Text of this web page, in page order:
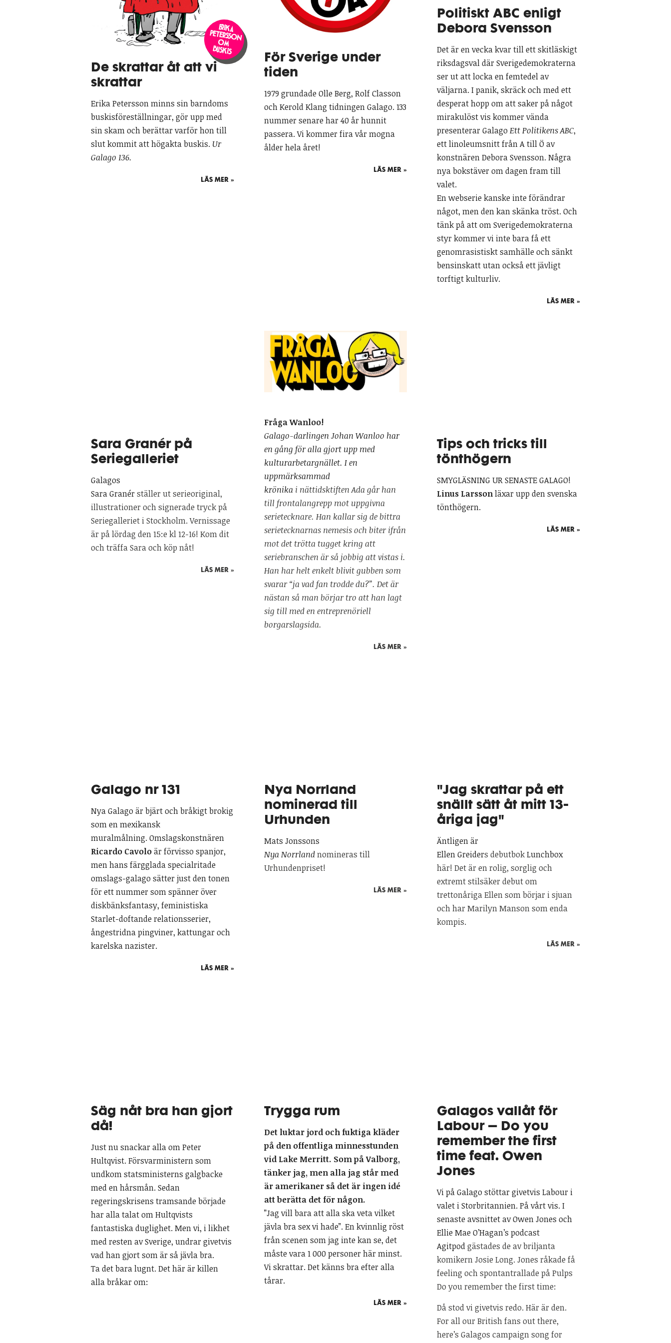
Erika
Petersso
n
o
m
buskis
De skrattar åt att vi
skrattar
Erika Petersson minns sin barndoms
buskisföreställningar, gör upp med
sin skam och berättar varför hon till
slut kommit att högakta buskis. Ur
Galago 136.
LÄS MER »
För Sverige under
tiden
1979 grundade Olle Berg, Rolf Classon
och Kerold Klang tidningen Galago. 133
nummer senare har 40 år hunnit
passera. Vi kommer fira vår mogna
ålder hela året!
LÄS MER »
Politiskt ABC enligt
Debora Svensson
Det är en vecka kvar till ett skitläskigt
riksdagsval där Sverigedemokraterna
ser ut att locka en femtedel av
väljarna. I panik, skräck och med ett
desperat hopp om att saker på något
mirakulöst vis kommer vända
presenterar GalagoEtt Politikens ABC,
ett linoleumsnitt från A till Ö av
konstnären Debora Svensson. Några
nya bokstäver om dagen fram till
valet.
En webserie kanske inte förändrar
något, men den kan skänka tröst. Och
tänk på att om Sverigedemokraterna
styr kommer vi inte bara få ett
genomrasistiskt samhälle och sänkt
bensinskatt utan också ett jävligt
torftigt kulturliv.
LÄS MER »
Sara Granér på
Seriegalleriet
Galagos
Sara Granér ställer ut serieoriginal,
illustrationer och signerade tryck på
Seriegalleriet i Stockholm. Vernissage
är på lördag den 15:e kl 12-16! Kom dit
och träffa Sara och köp nåt!
LÄS MER »
Fråga Wanloo!
Galago-darlingen Johan Wanloo har
en gång för alla gjort upp med
kulturarbetargnället. I en
uppmärksammad
krönika i nättidsktiften Ada går han
till frontalangrepp mot uppgivna
serietecknare. Han kallar sig de bittra
serietecknarnas nemesis och biter ifrån
mot det trötta tugget kring att
seriebranschen är så jobbig att vistas i.
Han har helt enkelt blivit gubben som
svarar “ja vad fan trodde du?”. Det är
nästan så man börjar tro att han lagt
sig till med en entreprenöriell
borgarslagsida.
LÄS MER »
Tips och tricks till
tönthögern
SMYGLÄSNING UR SENASTE GALAGO!
Linus Larssonläxar upp den svenska
tönthögern.
LÄS MER »
Galago nr 131
Nya Galago är bjärt och bråkigt brokig
som en mexikansk
muralmålning. Omslagskonstnären
Ricardo Cavoloär förvisso spanjor,
men hans färgglada specialritade
omslags-galago sätter just den tonen
för ett nummer som spänner över
diskbänksfantasy, feministiska
Starlet-doftande relationsserier,
ångestridna pingviner, kattungar och
karelska nazister.
LÄS MER »
Nya Norrland
nominerad till
Urhunden
Mats Jonssons
Nya Norrlandnomineras till
Urhundenpriset!
LÄS MER »
"Jag skrattar på ett
snällt sätt åt mitt 13-
åriga jag"
Äntligen är
Ellen Greiders debutbokLunchbox
här! Det är en rolig, sorglig och
extremt stilsäker debut om
trettonåriga Ellen som börjar i sjuan
och har Marilyn Manson som enda
kompis.
LÄS MER »
Säg nåt bra han gjort
då!
Just nu snackar alla om Peter
Hultqvist. Försvarministern som
undkom statsministerns galgbacke
med en hårsmån. Sedan
regeringskrisens tramsande började
har alla talat om Hultqvists
fantastiska duglighet. Men vi, i likhet
med resten av Sverige, undrar givetvis
vad han gjort som är så jävla bra.
Ta det bara lugnt. Det här är killen
alla bråkar om:
Trygga rum
Det luktar jord och fuktiga kläder
på den offentliga minnesstunden
vid Lake Merritt. Som på Valborg,
tänker jag, men alla jag står med
är amerikaner så det är ingen idé
att berätta det för någon.
”Jag vill bara att alla ska veta vilket
jävla bra sex vi hade”. En kvinnlig röst
från scenen som jag inte kan se, det
måste vara 1 000 personer här minst.
Vi skrattar. Det känns bra efter alla
tårar.
LÄS MER »
Galagos vallåt för
Labour – Do you
remember the first
time feat. Owen
Jones
Vi på Galago stöttar givetvis Labour i
valet i Storbritannien. På vårt vis. I
senaste avsnittet av Owen Jones och
Ellie Mae O’Hagan’s podcast
Agitpodgästades de av briljanta
komikern Josie Long. Jones råkade få
feeling och spontantrallade på Pulps
Do you remember the first time:
Då stod vi givetvis redo. Här är den.
For all our British fans out there,
here’s Galagos campaign song for